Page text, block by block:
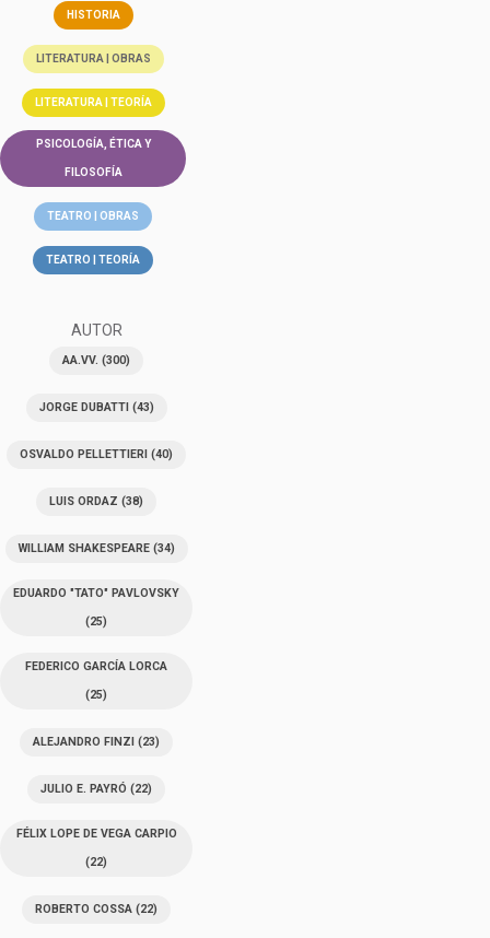
HISTORIA
LITERATURA | OBRAS
LITERATURA | TEORÍA
PSICOLOGÍA, ÉTICA Y
FILOSOFÍA
TEATRO | OBRAS
TEATRO | TEORÍA
AUTOR
AA.VV. (300)
JORGE DUBATTI(43)
OSVALDO PELLETTIERI (40)
LUIS ORDAZ (38)
WILLIAM SHAKESPEARE(34)
EDUARDO "TATO" PAVLOVSKY
(25)
FEDERICO GARCÍA LORCA
(25)
ALEJANDRO FINZI (23)
JULIO E. PAYRÓ (22)
FÉLIX LOPE DE VEGA CARPIO
(22)
ROBERTO COSSA (22)